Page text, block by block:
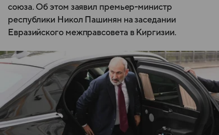
союза. Об этом заявил премьер-министр
республики Никол Пашинян на заседании
Евразийского межправсовета в Киргизии.